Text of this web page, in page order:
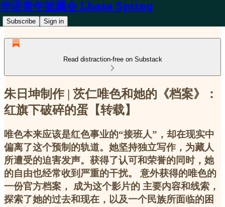
华语青年挺藏会 Lhasa Spring
Subscribe Sign in
Read distraction-free on Substack
朱日坤制作 | 茨仁唯色和她的《档案》：
红旗下破碎的蛋【转载】
唯色本来应该是红色事业的“接班人”，却在现实中
偏离了这个预制的轨道。她坚持独立写作，为藏人
所遭受的迫害发声。获得了认可和荣誉的同时，她
的自由也经常收到严重的干扰。 意外获得的唯色的
一份官方档案， 成为这个影片的 主要内容和线索，
探索了她的过去和现在，以及一个民族所面临的困